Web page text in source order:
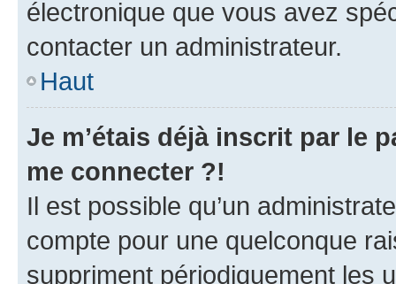
électronique que vous avez
contacter un administrateur.
Haut
Je m’étais déjà inscrit par le
me connecter ?!
Il est possible qu’un
compte pour une quelconque
suppriment périodiquement les